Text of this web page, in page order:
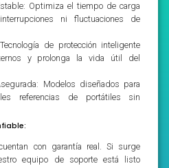
Optimiza el tiempo de carga
ni fluctuaciones de
de protección inteligente
y prolonga la vida útil del
Modelos diseñados para
referencias de portátiles sin
con garantía real. Si surge
equipo de soporte está listo